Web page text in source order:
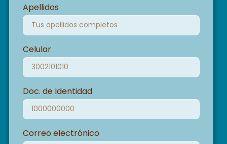
Apellidos
Celular
Doc. de Identidad
Correo electrónico